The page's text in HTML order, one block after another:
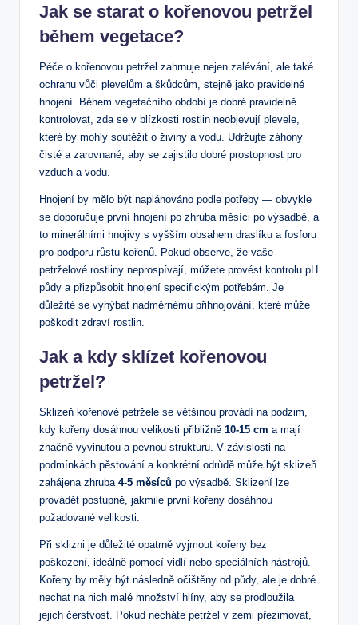
Jak se starat o kořenovou petržel
během vegetace?
Péče o kořenovou petržel zahrnuje nejen zalévání, ale také
ochranu vůči plevelům a škůdcům, stejně jako pravidelné
hnojení. Během vegetačního období je dobré pravidelně
kontrolovat, zda se v blízkosti rostlin neobjevují plevele,
které by mohly soutěžit o živiny a vodu. Udržujte záhony
čisté a zarovnané, aby se zajistilo dobré prostopnost pro
vzduch a vodu.
Hnojení by mělo být naplánováno podle potřeby — obvykle
se doporučuje první hnojení po zhruba měsíci po výsadbě, a
to minerálními hnojivy s vyšším obsahem draslíku a fosforu
pro podporu růstu kořenů. Pokud observe, že vaše
petrželové rostliny neprospívají, můžete provést kontrolu pH
půdy a přizpůsobit hnojení specifickým potřebám. Je
důležité se vyhýbat nadměrnému přihnojování, které může
poškodit zdraví rostlin.
Jak a kdy sklízet kořenovou
petržel?
Sklizeň kořenové petržele se většinou provádí na podzim,
kdy kořeny dosáhnou velikosti přibližně 10-15 cm a mají
značně vyvinutou a pevnou strukturu. V závislosti na
podmínkách pěstování a konkrétní odrůdě může být sklizeň
zahájena zhruba 4-5 měsíců po výsadbě. Sklizení lze
provádět postupně, jakmile první kořeny dosáhnou
požadované velikosti.
Při sklizni je důležité opatrně vyjmout kořeny bez
poškození, ideálně pomocí vidlí nebo speciálních nástrojů.
Kořeny by měly být následně očištěny od půdy, ale je dobré
nechat na nich malé množství hlíny, aby se prodloužila
jejich čerstvost. Pokud necháte petržel v zemi přezimovat,